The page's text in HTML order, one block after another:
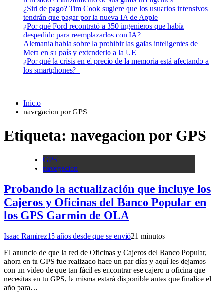
¿Siri de pago? Tim Cook sugiere que los usuarios intensivos
tendrán que pagar por la nueva IA de Apple
¿Por qué Ford recontrató a 350 ingenieros que había
despedido para reemplazarlos con IA?
Alemania habla sobre la prohibir las gafas inteligentes de
Meta en su país y extenderlo a la UE
¿Por qué la crisis en el precio de la memoria está afectando a
los smartphones?
Inicio
navegacion por GPS
Etiqueta: navegacion por GPS
GPS
navegacion
Probando la actualización que incluye los
Cajeros y Oficinas del Banco Popular en
los GPS Garmin de OLA
Isaac Ramirez15 años desde que se envió21 minutos
El anuncio de que la red de Oficinas y Cajeros del Banco Popular,
ahora en tu GPS fue realizado hace un par días y aquí les dejamos
con un video de que tan fácil es encontrar ese cajero u oficina que
necesitas en tu GPS, la misma estará disponible antes que finalice el
año para…